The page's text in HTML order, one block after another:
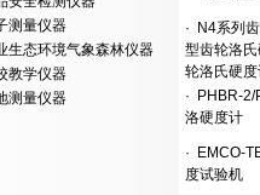
测量仪器
生态环境气象森林仪器
教学仪器
测量仪器
· N4系列
型齿轮洛
轮洛氏硬
· PHBR-2/
洛硬度计
· EMCO-
度试验机